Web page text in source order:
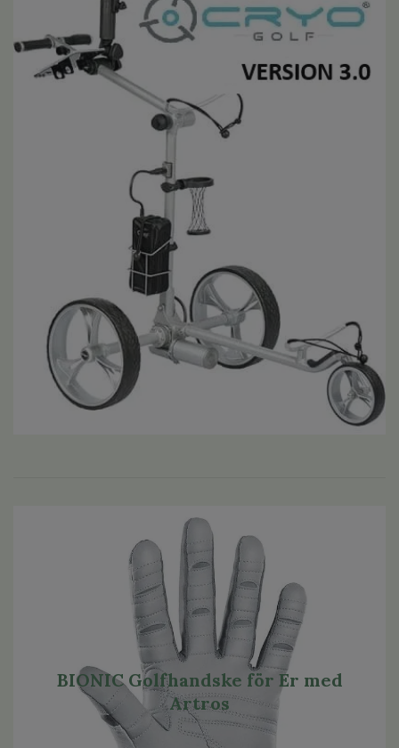
BIONIC Golfhandske för Er med
Artros